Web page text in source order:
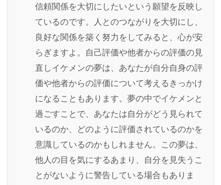
信頼関係を大切にしたいという願望を反映し
ているのです。人とのつながりを大切にし、
良好な関係を築く努力をしてみると、心が安
らぎますよ。自己評価や他者からの評価の見
直しイケメンの夢は、あなたが自分自身の評
価や他者からの評価について考えるきっかけ
になることもあります。夢の中でイケメンと
過ごすことで、あなたは自分がどう見られて
いるのか、どのように評価されているのかを
意識しているのかもしれません。この夢は、
他人の目を気にするあまり、自分を見失うこ
とがないように警告している場合もありま